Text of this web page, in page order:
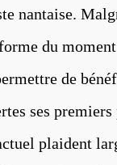
nantaise.
du
de
ses
plaident